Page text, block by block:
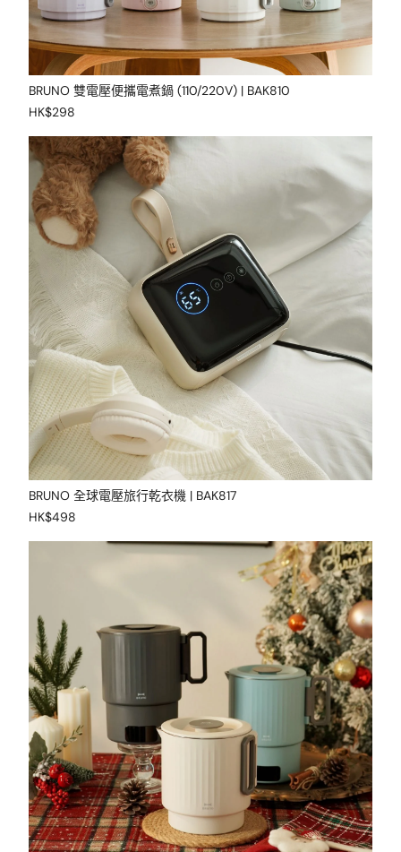
BRUNO 雙電壓便攜電煮鍋 (110/220V) | BAK810
HK$298
BRUNO 全球電壓旅行乾衣機 | BAK817
HK$498